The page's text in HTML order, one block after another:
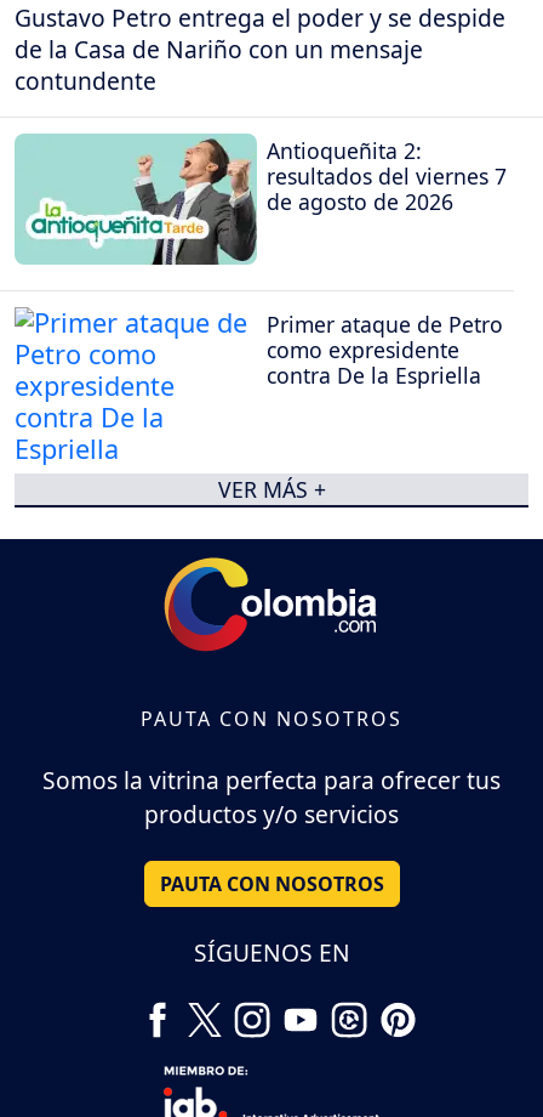
Gustavo Petro entrega el poder y se despide
de la Casa de Nariño con un mensaje
contundente
Antioqueñita 2:
resultados del viernes 7
de agosto de 2026
Primer ataque de Petro
como expresidente
contra De la Espriella
VER MÁS +
PAUTA CON NOSOTROS
Somos la vitrina perfecta para ofrecer tus
productos y/o servicios
PAUTA CON NOSOTROS
SÍGUENOS EN